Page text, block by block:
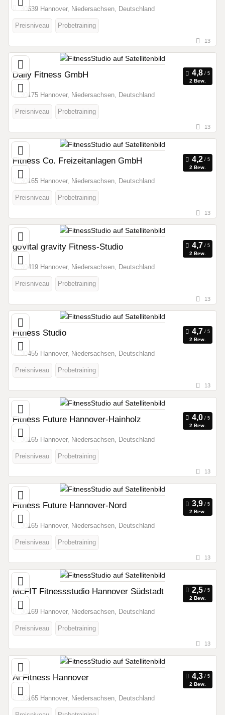
30539 Hannover, Niedersachsen, Deutschland
Preisniveau Probetraining
13
Daily Fitness GmbH
2 Bew.
30175 Hannover, Niedersachsen, Deutschland
Preisniveau Probetraining
13
Fitness Co. Freizeitanlagen GmbH
2 Bew.
30165 Hannover, Niedersachsen, Deutschland
Preisniveau Probetraining
13
goVital gravity Fitness-Studio
2 Bew.
30419 Hannover, Niedersachsen, Deutschland
Preisniveau Probetraining
13
Fitness Studio
2 Bew.
30455 Hannover, Niedersachsen, Deutschland
Preisniveau Probetraining
13
Fitness Future Hannover-Hainholz
2 Bew.
30165 Hannover, Niedersachsen, Deutschland
Preisniveau Probetraining
13
Fitness Future Hannover-Nord
2 Bew.
30165 Hannover, Niedersachsen, Deutschland
Preisniveau Probetraining
13
McFIT Fitnessstudio Hannover Südstadt
2 Bew.
30169 Hannover, Niedersachsen, Deutschland
Preisniveau Probetraining
13
Ai Fitness Hannover
2 Bew.
30165 Hannover, Niedersachsen, Deutschland